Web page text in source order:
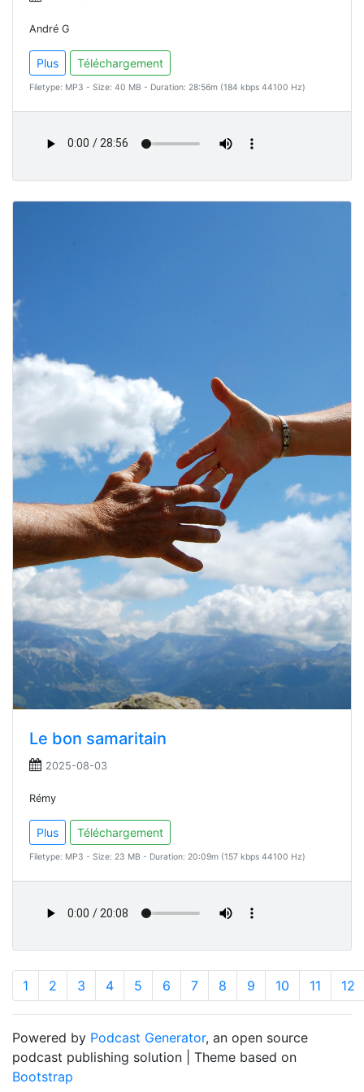
André G
Plus Téléchargement
Filetype: MP3 - Size: 40 MB - Duration: 28:56m (184 kbps 44100 Hz)
Le bon samaritain
2025-08-03
Rémy
Plus Téléchargement
Filetype: MP3 - Size: 23 MB - Duration: 20:09m (157 kbps 44100 Hz)
1 2 3 4 5 6 7 8 9 10 11 12
Powered by Podcast Generator, an open source
podcast publishing solution | Theme based on
Bootstrap